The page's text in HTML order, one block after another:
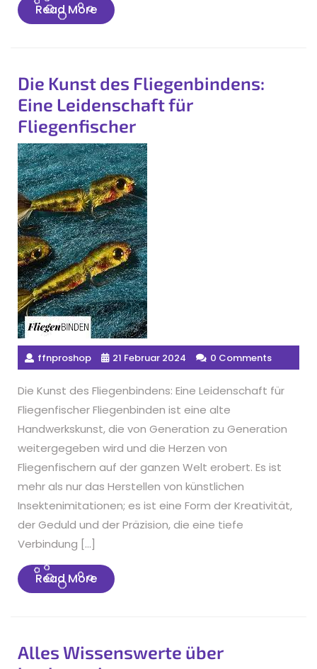
Read MoreRead
More
Die Kunst des Fliegenbindens:
Eine Leidenschaft für
Fliegenfischer
ffnproshop 21 Februar 2024 0 Comments
Die Kunst des Fliegenbindens: Eine Leidenschaft für
Fliegenfischer Fliegenbinden ist eine alte
Handwerkskunst, die von Generation zu Generation
weitergegeben wird und die Herzen von
Fliegenfischern auf der ganzen Welt erobert. Es ist
mehr als nur das Herstellen von künstlichen
Insektenimitationen; es ist eine Form der Kreativität,
der Geduld und der Präzision, die eine tiefe
Verbindung […]
Read MoreRead
More
Alles Wissenswerte über